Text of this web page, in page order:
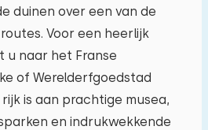
duinen over een van de
Voor een heerlijk
u naar het Franse
of Werelderfgoedstad
is aan prachtige musea,
en indrukwekkende